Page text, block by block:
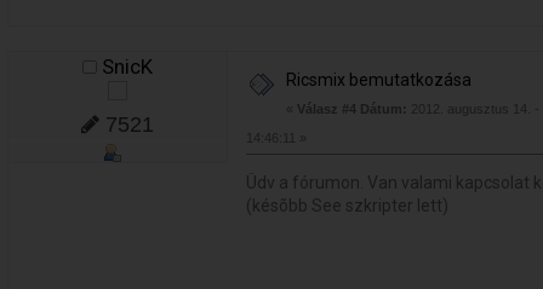
SnicK
7521
Ricsmix bemutatkozása
« Válasz #4 Dátum:
2012. augusztus 14. -
14:46:11 »
Üdv a fórumon. Van valami kapcsolat
(késõbb See szkripter lett)